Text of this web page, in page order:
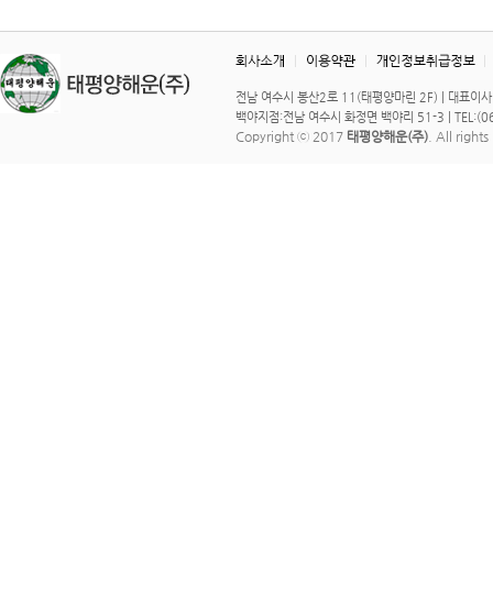
전남 여수시 봉산2로 11(태평양마린 2F) | 대표
백야지점:전남 여수시 화정면 백야리 51-3 |
Copyright ⓒ 2017 태평양해운(주) . All